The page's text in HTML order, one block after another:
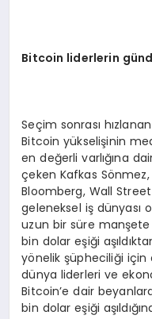
Bitcoin liderlerin
Seçim sonrası
Bitcoin yükselişinin
en değerli varlığına
çeken Kafkas
Bloomberg, Wall
geleneksel iş dünyası
uzun bir süre manşete
bin dolar eşiği
yönelik şüpheciliği için
dünya liderleri ve
Bitcoin’e dair
bin dolar eşiği